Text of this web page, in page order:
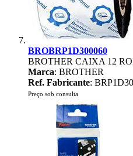
BROBRP1D300060
BROTHER CAIXA 12
Marca: BROTHER
Ref. Fabricante:
Preço sob consulta